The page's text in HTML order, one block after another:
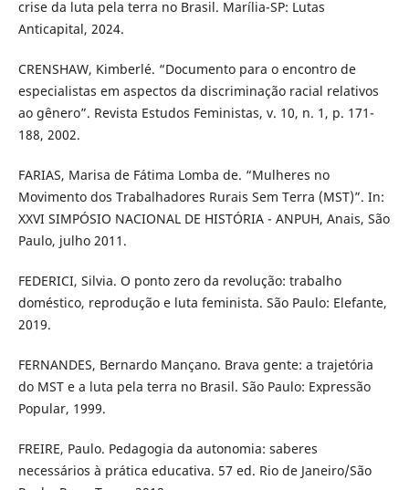
crise da luta pela terra no Brasil. Marília-SP: Lutas
Anticapital, 2024.
CRENSHAW, Kimberlé. “Documento para o encontro de
especialistas em aspectos da discriminação racial relativos
ao gênero”. Revista Estudos Feministas, v. 10, n. 1, p. 171-
188, 2002.
FARIAS, Marisa de Fátima Lomba de. “Mulheres no
Movimento dos Trabalhadores Rurais Sem Terra (MST)”. In:
XXVI SIMPÓSIO NACIONAL DE HISTÓRIA - ANPUH, Anais, São
Paulo, julho 2011.
FEDERICI, Silvia. O ponto zero da revolução: trabalho
doméstico, reprodução e luta feminista. São Paulo: Elefante,
2019.
FERNANDES, Bernardo Mançano. Brava gente: a trajetória
do MST e a luta pela terra no Brasil. São Paulo: Expressão
Popular, 1999.
FREIRE, Paulo. Pedagogia da autonomia: saberes
necessários à prática educativa. 57 ed. Rio de Janeiro/São